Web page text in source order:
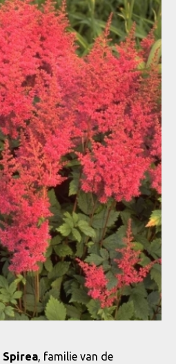
Spirea, familie van de